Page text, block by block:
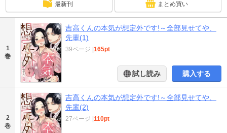
最新刊 まとめ買い
1
巻
吉高くんの本気が想定外です!～全部見せてや、
先輩(1)
39ページ 165pt
試し読み 購入する
2
巻
吉高くんの本気が想定外です!～全部見せてや、
先輩(2)
27ページ 110pt